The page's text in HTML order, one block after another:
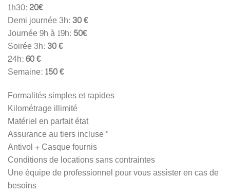
1h30:20€
Demi journée 3h:30 €
Journée 9h à 19h:50€
Soirée 3h:30 €
24h:60 €
Semaine:150 €
Formalités simples et rapides
Kilométrage illimité
Matériel en parfait état
Assurance au tiers incluse*
Antivol + Casque fournis
Conditions de locations sans contraintes
Une équipe de professionnel pour vous assister en cas de
besoins